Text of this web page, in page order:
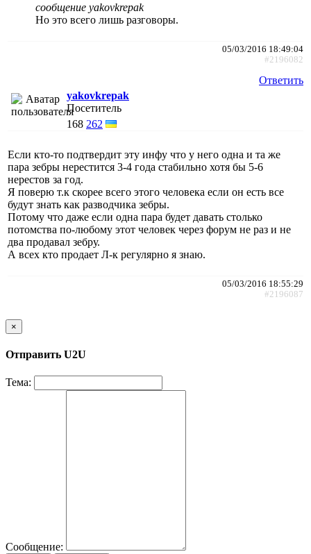
сообщение yakovkrepak
Но это всего лишь разговоры.
05/03/2016 18:49:04
#2196082
Ответить
yakovkrepak
Посетитель
168 262
Если кто-то подтвердит эту инфу что у него одна и та же
пара зебры нерестится 3-4 года стабильно хотя бы 5-6
нерестов за год.
Я поверю т.к скорее всего этого человека если он есть все
будут знать как разводчика зебры.
Потому что даже если одна пара будет давать столько
потомства по-любому этот человек через форум не раз и не
два продавал зебру.
А всех кто продает Л-к регулярно я знаю.
05/03/2016 18:55:29
#2196087
×
Отправить U2U
Тема:
Сообщение: